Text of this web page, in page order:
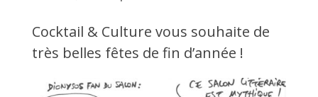
Cocktail & Culture vous souhaite de
très belles fêtes de fin d’année !